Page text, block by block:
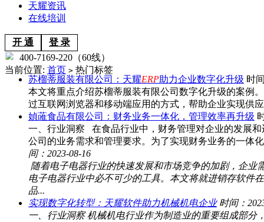
天耀资讯
在线培训
开 通
登 录
400-7169-220（60线）
当前位置: 首页 > 热门标签
苏榴蒂服装有限公司：天耀ERP助力企业数字化升级 时
本文将重点介绍苏榴蒂服装有限公司数字化升级的案例
过互联网浏览器和移动端应用的方式，帮助企业实现供
媜蓶食品有限公司：财务业务一体化，管理效率再升级
一、行业洞察 在食品行业中，财务管理对企业的发展
公司的业务需求和管理要求。为了实现财务业务的一体
间：2023-08-16
随着电子电器行业的快速发展和市场竞争的加剧，企
电子电器行业中必不可少的工具。本文将就进销存软件
品...
实现数字化转型：天耀软件助力机械机电企业 时间：
一、行业洞察 机械机电行业作为制造业的重要组成部